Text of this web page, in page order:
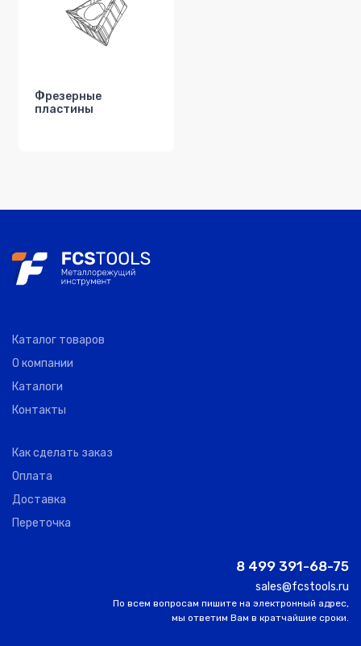
Фрезерные
пластины
Каталог товаров
О компании
Каталоги
Контакты
Как сделать заказ
Оплата
Доставка
Переточка
8 499 391-68-75
sales@fcstools.ru
По всем вопросам пишите на электронный адрес,
мы ответим Вам в кратчайшие сроки.